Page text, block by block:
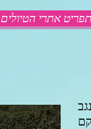
תפריט אתרי הטיולים